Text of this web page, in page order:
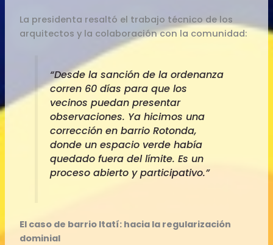
La presidenta resaltó el trabajo técnico de los
arquitectos y la colaboración con la comunidad:
“Desde la sanción de la ordenanza
corren 60 días para que los
vecinos puedan presentar
observaciones. Ya hicimos una
corrección en barrio Rotonda,
donde un espacio verde había
quedado fuera del límite. Es un
proceso abierto y participativo.”
El caso de barrio Itatí: hacia la regularización
dominial